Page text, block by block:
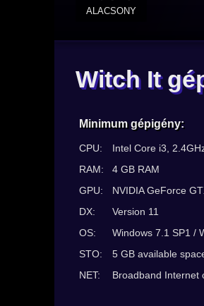
ALACSONY
Witch It
Minimum gépigény:
CPU:
Intel Core i3,
RAM:
4 GB RAM
GPU:
NVIDIA GeForce
DX:
Version 11
OS:
Windows 7.1 SP1 /
STO:
5 GB available
NET:
Broadband Internet